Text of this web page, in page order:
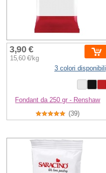
3,90 €
15,60 €/kg
3 colori disponibili
Fondant da 250 gr - Renshaw
(39)